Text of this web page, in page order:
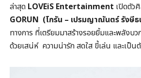
ล่าสุด LOVEiS Entertainment เปิดตัว
GORUN (โกรัน – เปรมญาณันตร์ รังษี
ทางการ ที่เตรียมมาสร้างรอยยิ้มและพลังบ
ด้วยเสน่ห์ ความน่ารัก สดใส ขี้เล่น และเป็